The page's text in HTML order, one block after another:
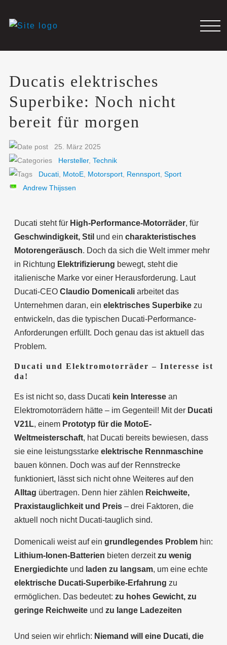
Ducatis elektrisches
Superbike: Noch nicht
bereit für morgen
25. März 2025
Hersteller, Technik
Ducati MotoE Motorsport Rennsport Sport
Andrew Thijssen
Ducati steht für High-Performance-Motorräder, für
Geschwindigkeit, Stil und ein charakteristisches
Motorengeräusch. Doch da sich die Welt immer mehr
in Richtung Elektrifizierung bewegt, steht die
italienische Marke vor einer Herausforderung. Laut
Ducati-CEO Claudio Domenicali arbeitet das
Unternehmen daran, ein elektrisches Superbike zu
entwickeln, das die typischen Ducati-Performance-
Anforderungen erfüllt. Doch genau das ist aktuell das
Problem.
Ducati und Elektromotorräder – Interesse ist
da!
Es ist nicht so, dass Ducati kein Interesse an
Elektromotorrädern hätte – im Gegenteil! Mit der Ducati
V21L, einem Prototyp für die MotoE-
Weltmeisterschaft, hat Ducati bereits bewiesen, dass
sie eine leistungsstarke elektrische Rennmaschine
bauen können. Doch was auf der Rennstrecke
funktioniert, lässt sich nicht ohne Weiteres auf den
Alltag übertragen. Denn hier zählen Reichweite,
Praxistauglichkeit und Preis – drei Faktoren, die
aktuell noch nicht Ducati-tauglich sind.
Domenicali weist auf ein grundlegendes Problem hin:
Lithium-Ionen-Batterien bieten derzeitzu wenig
Energiedichte und laden zu langsam, um eine echte
elektrische Ducati-Superbike-Erfahrung zu
ermöglichen. Das bedeutet: zu hohes Gewicht, zu
geringe Reichweite und zu l ange Ladezeiten
Und seien wir ehrlich: Niemand will eine Ducati, die